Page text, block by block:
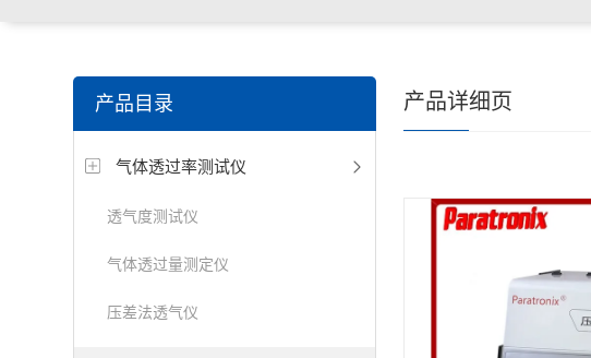
机，泄漏与密封强度测试仪，透气度测试仪
产品目录
气体透过率测试仪
透气度测试仪
气体透过量测定仪
压差法透气仪
产品详细页